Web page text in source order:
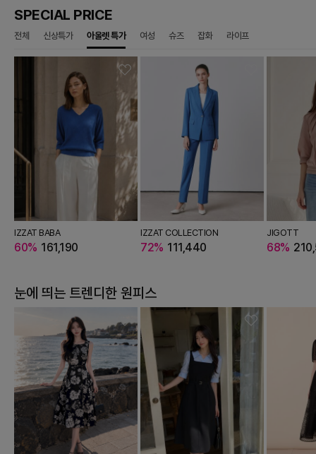
SPECIAL PRICE
전체 신상특가 아울렛 특가 여성 슈즈 잡화 라이프
THE IZZAT
46%52,440
THE IZZAT
46%47,090
THE
JJ JIGOTT
IZZAT BABA
60% 161,190
IZZAT COLLECTION
72% 111,440
JIGOTT
68%
눈에 띄는 트렌디한 원피스